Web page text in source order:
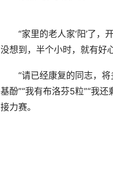
“家里的老人家‘阳’了，
没想到，半个小时，就有好
“请已经康复的同志，将
基酚”“我有布洛芬5粒”“我
接力赛。